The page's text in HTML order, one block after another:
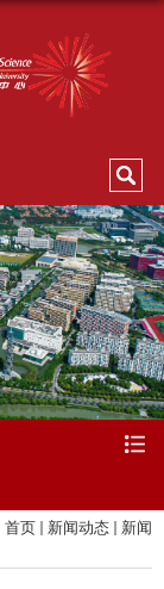
首页 新闻动态 新闻